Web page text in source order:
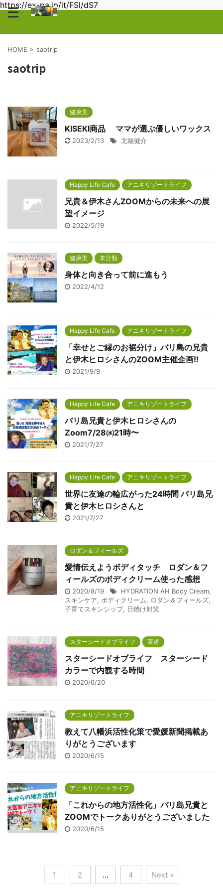
https://ex-pa.jp/it/FSl/dS7
HOME > saotrip
saotrip
健康美
KISEKI商品 ママが選ぶ優しいワックス
2023/2/13 北福健介
Happy Life Cafe アニキリゾートライフ
兄貴＆伊木さんZOOMからの未来への展
望イメージ
2022/5/19
健康美 未分類
身体と向き合って前に進もう
2022/4/12
Happy Life Cafe アニキリゾートライフ
「幸せとご縁のお裾分け」バリ島の兄貴
と伊木ヒロシさんのZOOM主催企画!!
2021/9/9
Happy Life Cafe アニキリゾートライフ
バリ島兄貴と伊木ヒロシさんの
Zoom7/28㈬21時〜
2021/7/27
Happy Life Cafe アニキリゾートライフ
世界に友達の輪広がった24時間 バリ島兄
貴と伊木ヒロシさんと
2021/7/27
ロダン＆フィールズ
愛情伝えようボディタッチ ロダン＆フ
ィールズのボディクリーム使った感想
2020/8/19 HYDRATION AH Body Cream,
スキンケア, ボディクリーム, ロダン＆フィールズ,
子育てスキンシップ, 日焼け対策
スターシードオブライフ 茶道
スターシードオブライフ スターシード
カラーで内観する時間
2020/6/20
アニキリゾートライフ
教えて八幡浜活性化策で愛媛新聞掲載あ
りがとうございます
2020/6/15
アニキリゾートライフ
「これからの地方活性化」バリ島兄貴と
ZOOMでトークありがとうございました
2020/6/15
1 2 … 4 Next »